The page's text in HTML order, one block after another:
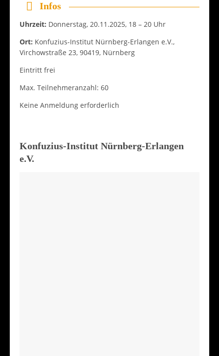
Infos
Uhrzeit: Donnerstag, 20.11.2025, 18 – 20 Uhr
Ort: Konfuzius-Institut Nürnberg-Erlangen e.V.,
Virchowstraße 23, 90419, Nürnberg
Eintritt frei
Max. Teilnehmeranzahl: 60
Keine Anmeldung erforderlich
Konfuzius-Institut Nürnberg-Erlangen
e.V.